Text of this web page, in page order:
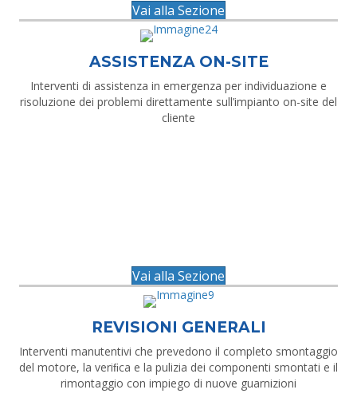
Vai alla Sezione
ASSISTENZA ON-SITE
Interventi di assistenza in emergenza per individuazione e
risoluzione dei problemi direttamente sull’impianto on-site del
cliente
Vai alla Sezione
REVISIONI GENERALI
Interventi manutentivi che prevedono il completo smontaggio
del motore, la veriﬁca e la pulizia dei componenti smontati e il
rimontaggio con impiego di nuove guarnizioni